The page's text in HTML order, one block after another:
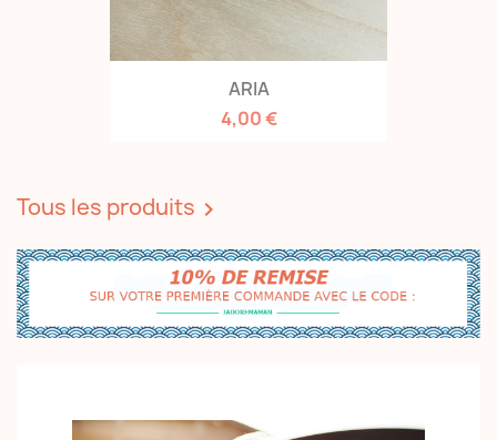
ARIA
4,00 €
Tous les produits 